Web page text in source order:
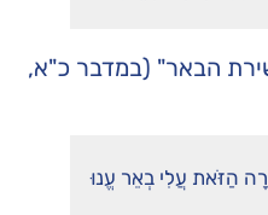
הבאר" (במדבר כ"א,
הַזֹּאת עֲלִי בְאֵר עֱנוּ